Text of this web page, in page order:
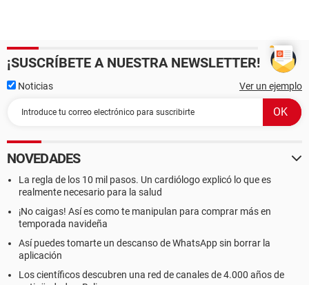
¡SUSCRÍBETE A NUESTRA NEWSLETTER!
Noticias Ver un ejemplo
NOVEDADES
La regla de los 10 mil pasos. Un cardiólogo explicó lo que es
realmente necesario para la salud
¡No caigas! Así es como te manipulan para comprar más en
temporada navideña
Así puedes tomarte un descanso de WhatsApp sin borrar la
aplicación
Los científicos descubren una red de canales de 4.000 años de